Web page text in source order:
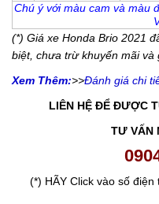
Chú ý với màu cam và màu
(*) Giá xe Honda Brio 2021
biệt, chưa trừ khuyến mãi và
Xem Thêm:>>Đánh giá chi
LIÊN HỆ ĐỂ ĐƯỢC
TƯ VẤN
(*) HÃY Click vào số